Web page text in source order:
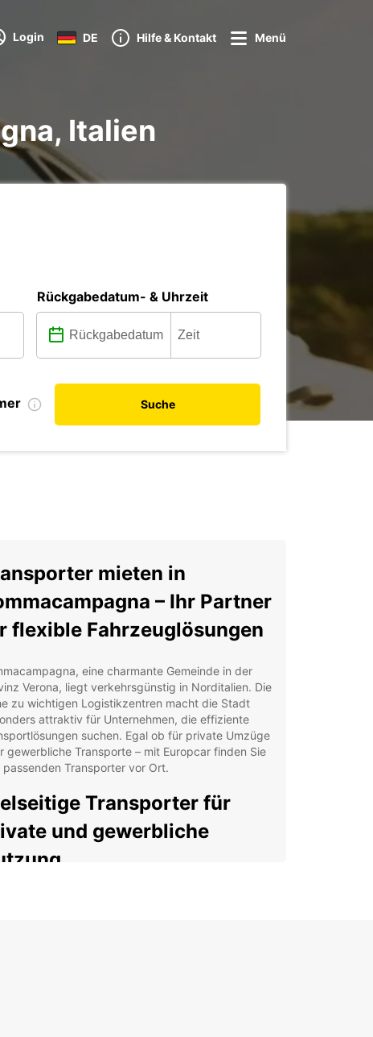
Login DE Hilfe & Kontakt Menü
Italien
Rückgabedatum- & Uhrzeit
Suche
mieten in
– Ihr Partner
flexible Fahrzeuglösungen
eine charmante Gemeinde in der
Verona, liegt verkehrsgünstig in Norditalien. Die
zu wichtigen Logistikzentren macht die Stadt
attraktiv für Unternehmen, die effiziente
suchen. Egal ob für private Umzüge
gewerbliche Transporte – mit Europcar finden Sie
passenden Transporter vor Ort.
Transporter für
und gewerbliche